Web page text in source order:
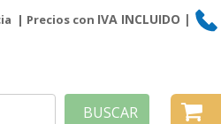
| Precios con IVA INCLUIDO |
BUSCAR